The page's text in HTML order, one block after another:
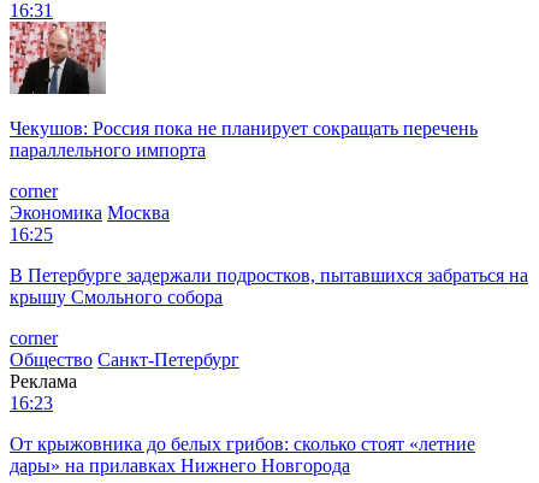
16:31
Чекушов: Россия пока не планирует сокращать перечень
параллельного импорта
corner
Экономика Москва
16:25
В Петербурге задержали подростков, пытавшихся забраться на
крышу Смольного собора
corner
Общество Санкт-Петербург
Реклама
16:23
От крыжовника до белых грибов: сколько стоят «летние
дары» на прилавках Нижнего Новгорода